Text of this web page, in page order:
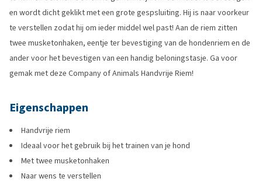
en wordt dicht geklikt met een grote gespsluiting. Hij is naar voorkeur
te verstellen zodat hij om ieder middel wel past! Aan de riem zitten
twee musketonhaken, eentje ter bevestiging van de hondenriem en de
ander voor het bevestigen van een handig beloningstasje. Ga voor
gemak met deze Company of Animals Handvrije Riem!
Eigenschappen
Handvrije riem
Ideaal voor het gebruik bij het trainen van je hond
Met twee musketonhaken
Naar wens te verstellen